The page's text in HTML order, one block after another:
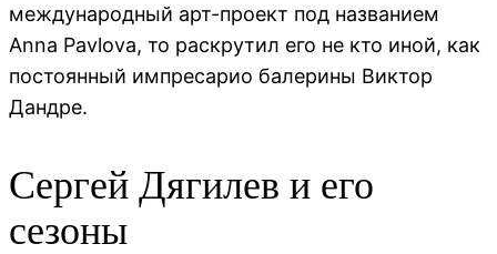
международный арт-проект под названием
Anna Pavlova, то раскрутил его не кто иной, как
постоянный импресарио балерины Виктор
Дандре.
Сергей Дягилев и его
сезоны